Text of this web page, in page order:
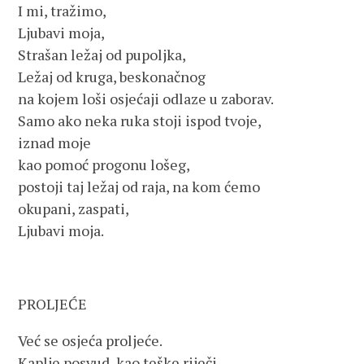
I mi, tražimo,
Ljubavi moja,
Strašan ležaj od pupoljka,
Ležaj od kruga, beskonačnog
na kojem loši osjećaji odlaze u zaborav.
Samo ako neka ruka stoji ispod tvoje,
iznad moje
kao pomoć progonu lošeg,
postoji taj ležaj od raja, na kom ćemo
okupani, zaspati,
Ljubavi moja.
PROLJEĆE
Već se osjeća proljeće.